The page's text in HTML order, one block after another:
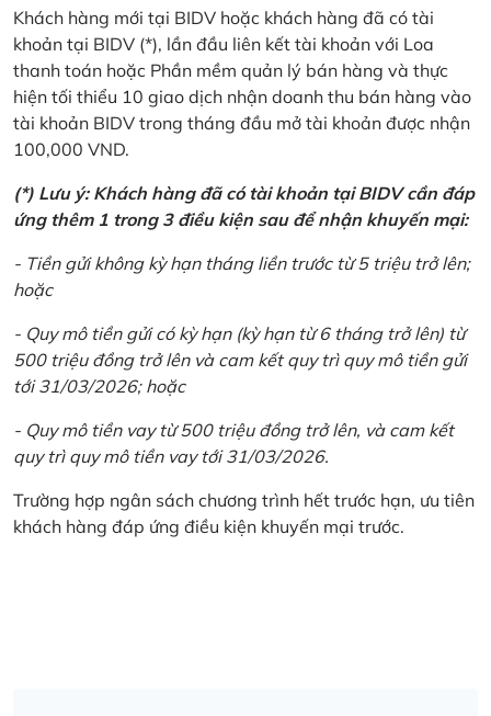
Khách hàng mới tại BIDV hoặc khách hàng đã có tài
khoản tại BIDV (*), lần đầu liên kết tài khoản với Loa
thanh toán hoặc Phần mềm quản lý bán hàng và thực
hiện tối thiểu 10 giao dịch nhận doanh thu bán hàng vào
tài khoản BIDV trong tháng đầu mở tài khoản được nhận
100,000 VND.
(*) Lưu ý: Khách hàng đã có tài khoản tại BIDV cần đáp
ứng thêm 1 trong 3 điều kiện sau để nhận khuyến mại:
- Tiền gửi không kỳ hạn tháng liền trước từ 5 triệu trở lên;
hoặc
- Quy mô tiền gửi có kỳ hạn (kỳ hạn từ 6 tháng trở lên) từ
500 triệu đồng trở lên và cam kết quy trì quy mô tiền gửi
tới 31/03/2026; hoặc
- Quy mô tiền vay từ 500 triệu đồng trở lên, và cam kết
quy trì quy mô tiền vay tới 31/03/2026.
Trường hợp ngân sách chương trình hết trước hạn, ưu tiên
khách hàng đáp ứng điều kiện khuyến mại trước.